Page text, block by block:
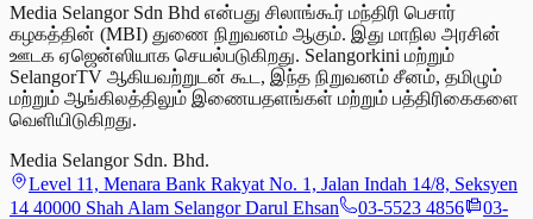
Media Selangor Sdn Bhd என்பது சிலாங்கூர் மந்திரி பெசார்
கழகத்தின் (MBI) துணை நிறுவனம் ஆகும். இது மாநில அரசின்
ஊடக ஏஜென்ஸியாக செயல்படுகிறது. Selangorkini மற்றும்
SelangorTV ஆகியவற்றுடன் கூட, இந்த நிறுவனம் சீனம், தமிழும்
மற்றும் ஆங்கிலத்திலும் இணையதளங்கள் மற்றும் பத்திரிகைகளை
வெளியிடுகிறது.
Media Selangor Sdn. Bhd.
Level 11, Menara Bank Rakyat No. 1, Jalan Indah 14/8, Seksyen
14 40000 Shah Alam Selangor Darul Ehsan
03-5523 4856
03-